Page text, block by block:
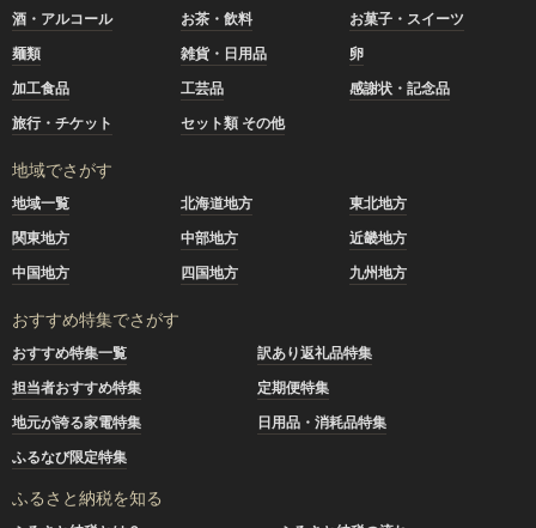
酒・アルコール
お茶・飲料
お菓子・スイーツ
麺類
雑貨・日用品
卵
加工食品
工芸品
感謝状・記念品
旅行・チケット
セット類 その他
地域でさがす
地域一覧 北海道地方
東北地方
関東地方
中部地方
近畿地方
中国地方
四国地方 九州地方
おすすめ特集でさがす
おすすめ特集一覧
訳あり返礼品特集
担当者おすすめ特集
定期便特集
地元が誇る家電特集
日用品・消耗品特集
ふるなび限定特集
ふるさと納税を知る